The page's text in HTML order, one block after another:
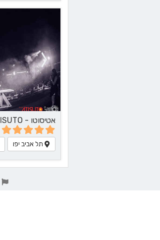
אטיסוטו - ATISUTO - שירותי מוזיקה
תל אביב יפו